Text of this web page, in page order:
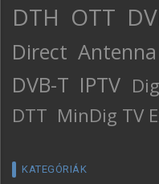
DTH OTT
Direct
DVB-T IPTV
DTT MinDig TV
KATEGÓRIÁK